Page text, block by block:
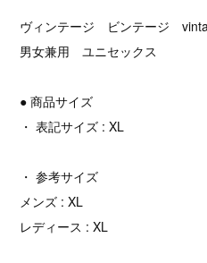
ヴィンテージ ビンテージ
男女兼用 ユニセックス
● 商品サイズ
・ 表記サイズ : XL
・ 参考サイズ
メンズ : XL
レディース : XL